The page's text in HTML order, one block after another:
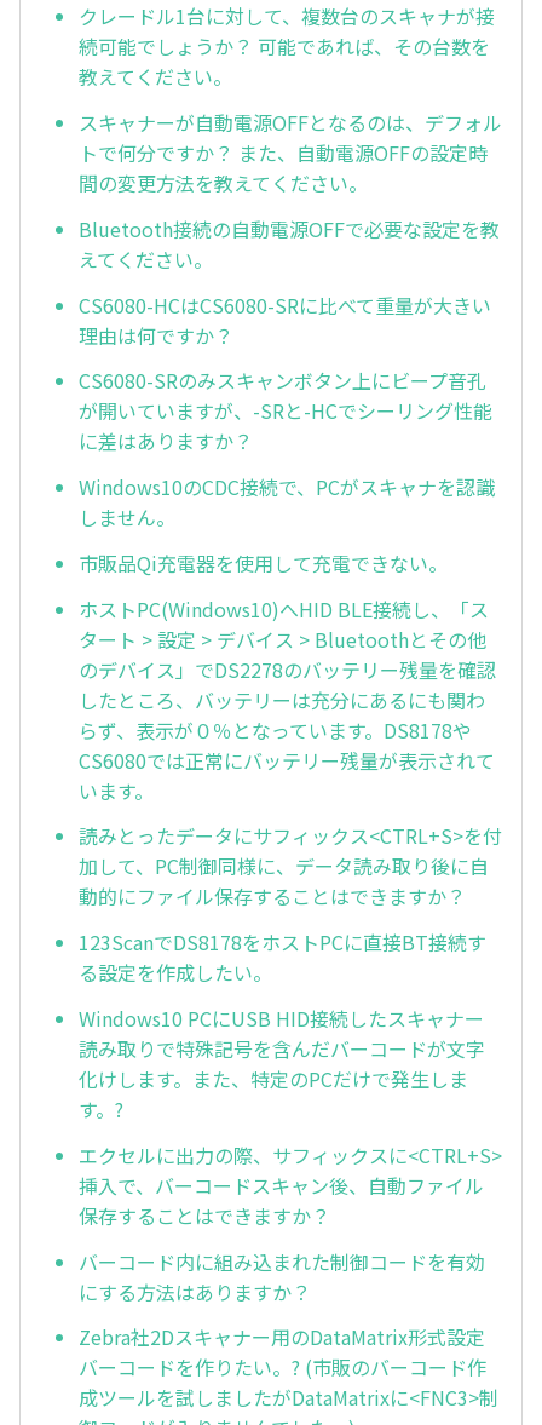
クレードル1台に対して、複数台のスキャナが接
続可能でしょうか？ 可能であれば、その台数を
教えてください。
スキャナーが自動電源OFFとなるのは、デフォル
トで何分ですか？ また、自動電源OFFの設定時
間の変更方法を教えてください。
Bluetooth接続の自動電源OFFで必要な設定を教
えてください。
CS6080-HCはCS6080-SRに比べて重量が大きい
理由は何ですか？
CS6080-SRのみスキャンボタン上にビープ音孔
が開いていますが、-SRと-HCでシーリング性能
に差はありますか？
Windows10のCDC接続で、PCがスキャナを認識
しません。
市販品Qi充電器を使用して充電できない。
ホストPC(Windows10)へHID BLE接続し、「ス
タート > 設定 > デバイス > Bluetoothとその他
のデバイス」でDS2278のバッテリー残量を確認
したところ、バッテリーは充分にあるにも関わ
らず、表示が０％となっています。DS8178や
CS6080では正常にバッテリー残量が表示されて
います。
読みとったデータにサフィックス<CTRL+S>を付
加して、PC制御同様に、データ読み取り後に自
動的にファイル保存することはできますか？
123ScanでDS8178をホストPCに直接BT接続す
る設定を作成したい。
Windows10 PCにUSB HID接続したスキャナー
読み取りで特殊記号を含んだバーコードが文字
化けします。また、特定のPCだけで発生しま
す。?
エクセルに出力の際、サフィックスに<CTRL+S>
挿入で、バーコードスキャン後、自動ファイル
保存することはできますか？
バーコード内に組み込まれた制御コードを有効
にする方法はありますか？
Zebra社2Dスキャナー用のDataMatrix形式設定
バーコードを作りたい。? (市販のバーコード作
成ツールを試しましたがDataMatrixに<FNC3>制